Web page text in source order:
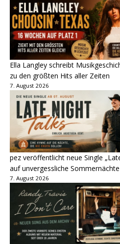
Ella Langley schreibt
zu den größten Hits aller Zeiten
7. August 2026
pez veröffentlicht neue Single
auf unvergessliche Sommernächte
7. August 2026